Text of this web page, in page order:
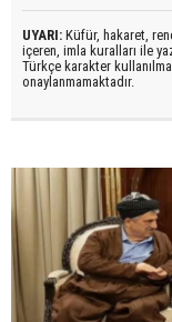
UYARI: Küfür, hakaret,
içeren, imla kuralları ile
Türkçe karakter
onaylanmamaktadır.